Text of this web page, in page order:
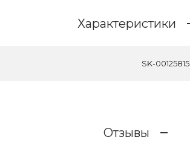
Характеристики
SK-00125815
Отзывы